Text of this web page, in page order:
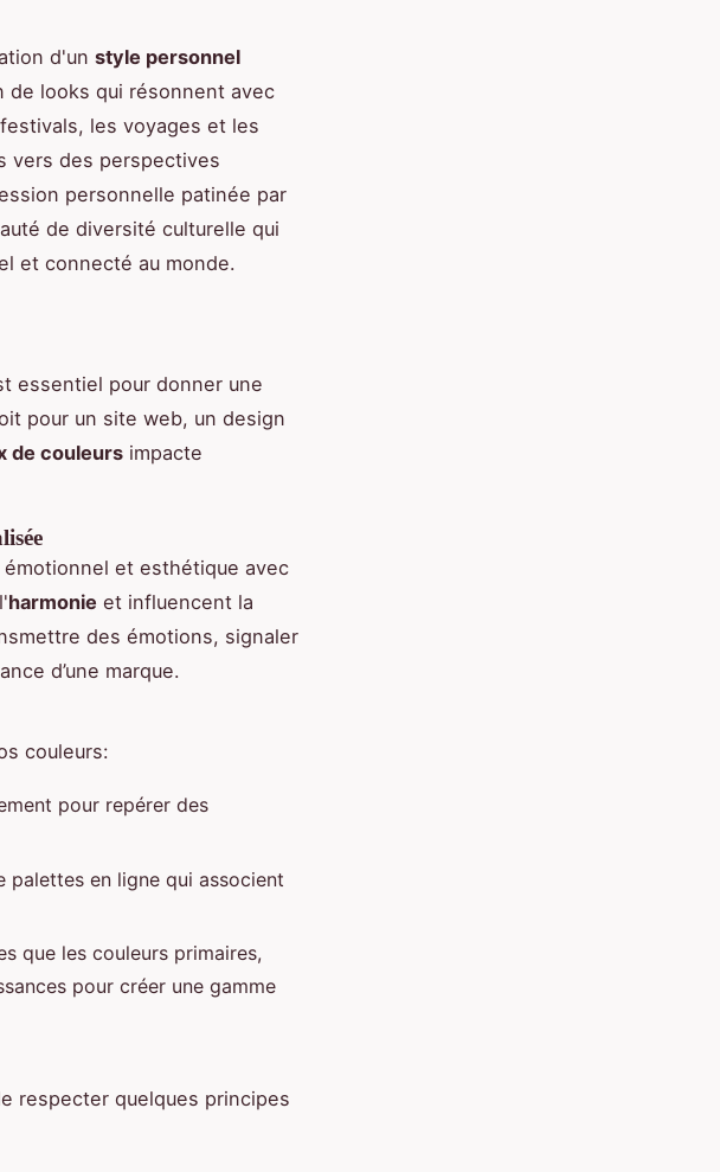
d'un style personnel
de looks qui résonnent avec
les voyages et les
vers des perspectives
personnelle patinée par
de diversité culturelle qui
et connecté au monde.
essentiel pour donner une
pour un site web, un design
de couleurs impacte
et esthétique avec
harmonie et influencent la
des émotions, signaler
d’une marque.
couleurs:
pour repérer des
palettes en ligne qui associent
que les couleurs primaires,
pour créer une gamme
respecter quelques principes